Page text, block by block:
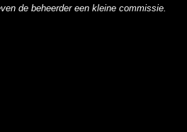
de beheerder een kleine commissie.